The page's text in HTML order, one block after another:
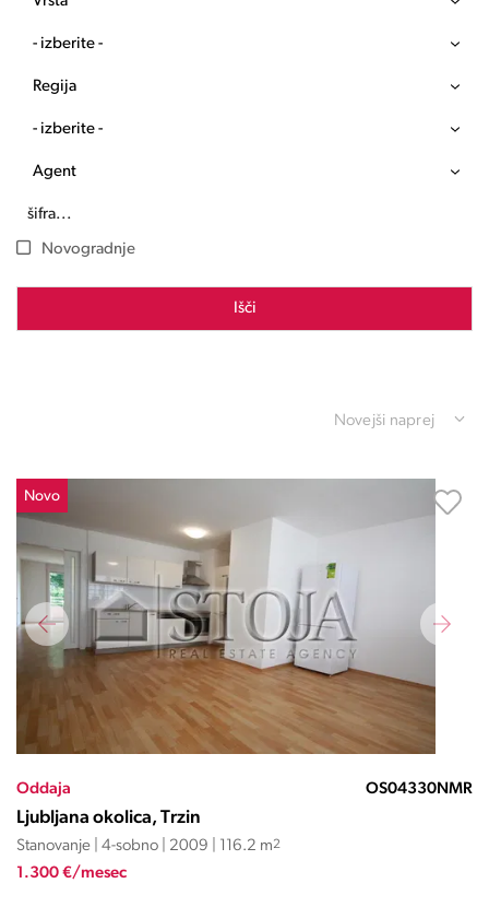
- izberite -
Regija
- izberite -
Agent
Novogradnje
Išči
Novejši naprej
Novo
Oddaja OS04330NMR
Ljubljana okolica, Trzin
Stanovanje | 4-sobno | 2009 | 116.2 m2
1.300 €/mesec